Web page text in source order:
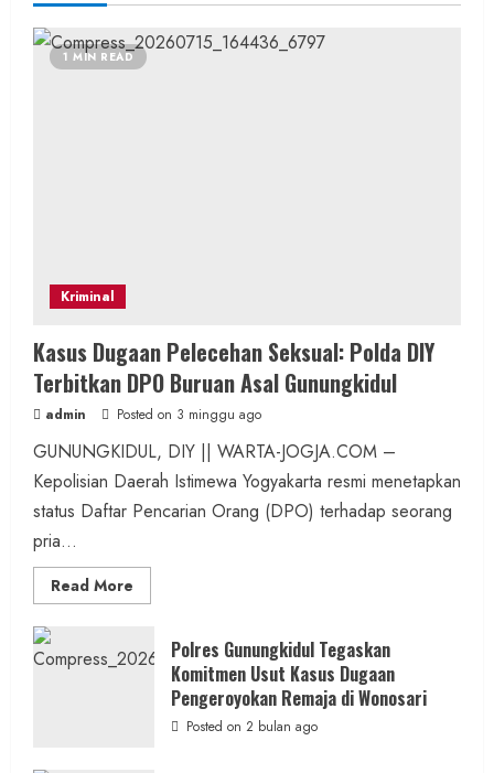
1 MIN READ
Kriminal
Kasus Dugaan Pelecehan Seksual: Polda DIY
Terbitkan DPO Buruan Asal Gunungkidul
admin Posted on 3 minggu ago
GUNUNGKIDUL, DIY || WARTA-JOGJA.COM –
Kepolisian Daerah Istimewa Yogyakarta resmi menetapkan
status Daftar Pencarian Orang (DPO) terhadap seorang
pria...
Read More
more
Dugaan
Pelecehan
Seksual:
Polda
Terbitkan
Polres Gunungkidul Tegaskan
Komitmen Usut Kasus Dugaan
Pengeroyokan Remaja di Wonosari
Posted on 2 bulan ago